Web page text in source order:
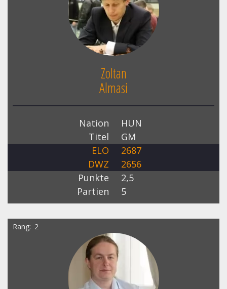
Zoltan
Almasi
Nation
HUN
Titel
GM
ELO
2687
DWZ
2656
Punkte
2,5
Partien
5
Rang 2